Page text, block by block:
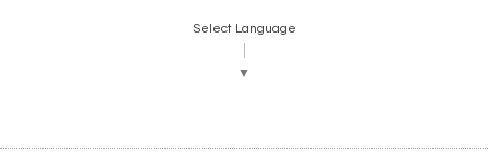
Select Language
▼